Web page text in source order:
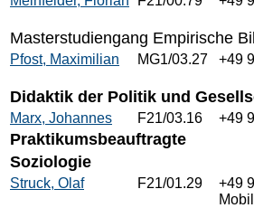
Masterstudiengang Empirische
Pfost, Maximilian MG1/03.27 +49
Didaktik der Politik und
Marx, Johannes F21/03.16 +49
Praktikumsbeauftragte
Soziologie
Struck, Olaf F21/01.29
+49